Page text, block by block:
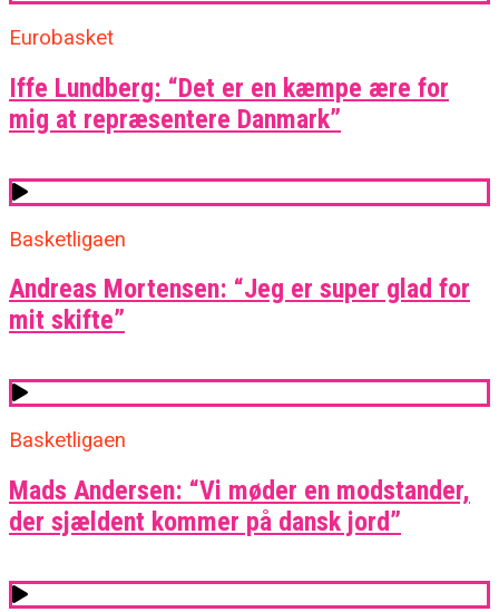
Eurobasket
Iffe Lundberg: “Det er en kæmpe ære for
mig at repræsentere Danmark”
Basketligaen
Andreas Mortensen: “Jeg er super glad for
mit skifte”
Basketligaen
Mads Andersen: “Vi møder en modstander,
der sjældent kommer på dansk jord”